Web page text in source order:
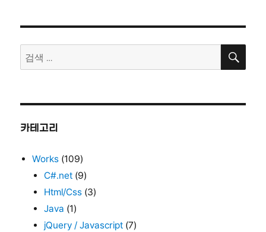
검
색:
검
카테고리
Works (109)
C#.net (9)
Html/Css (3)
Java (1)
jQuery / Javascript (7)